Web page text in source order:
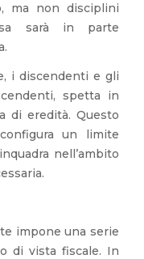
ma non disciplini
sarà in parte
i discendenti e gli
spetta in
di eredità. Questo
un limite
nell’ambito
impone una serie
di vista fiscale. In